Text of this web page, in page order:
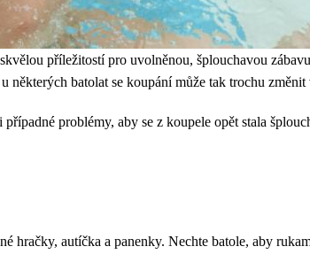
příležitostí pro uvolněnou, šplouchavou
některých batolat se koupání může tak trochu
problémy, aby se z koupele opět stala
hračky, autíčka a panenky. Nechte batole, aby